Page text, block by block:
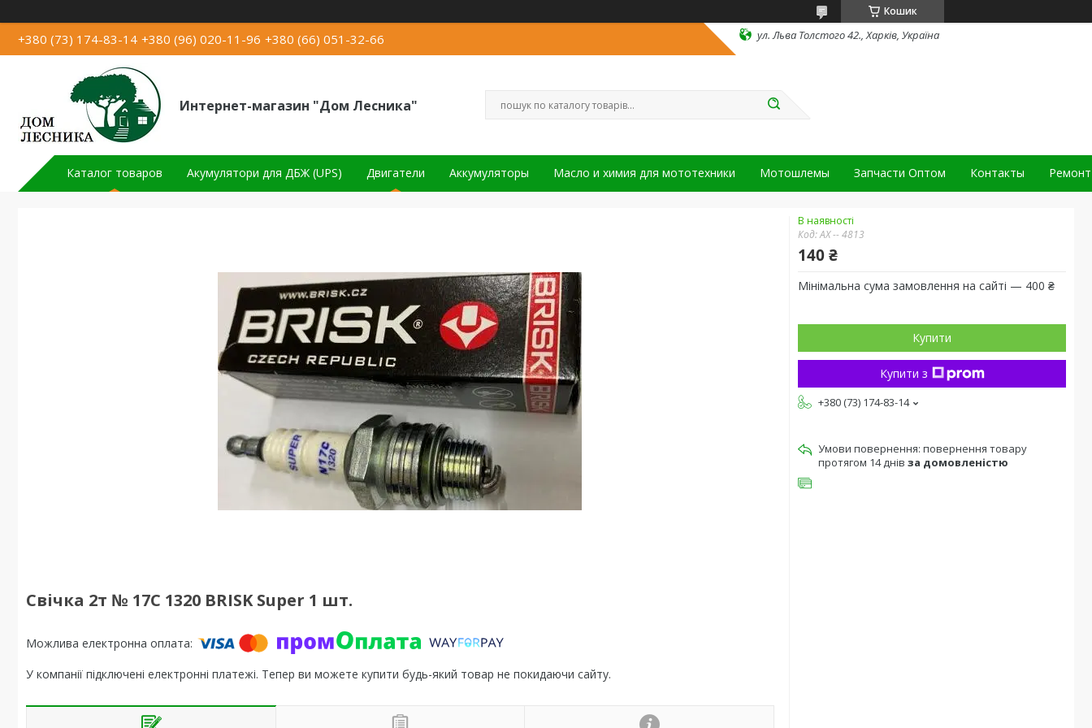
Кошик
+380 (73) 174-83-14 +380 (96) 020-11-96 +380 (66) 051-32-66 ул. Льва Толстого 42., Харків, Україна
Интернет-магазин "Дом Лесника"
Каталог товаров Акумулятори для ДБЖ (UPS) Двигатели Аккумуляторы Масло и химия для мототехники Мотошлемы Запчасти Оптом Контакты Ремонт
Свічка 2т № 17C 1320 BRISK Super 1 шт.
У компанії підключені електронні платежі. Тепер ви можете купити будь-який товар не покидаючи сайту.
В наявності
Код:АХ -- 4813
140 ₴
Мінімальна сума замовлення на сайті — 400 ₴
Купити
Купити з
+380 (73) 174-83-14
повернення товару
протягом 14 днів за домовленістю